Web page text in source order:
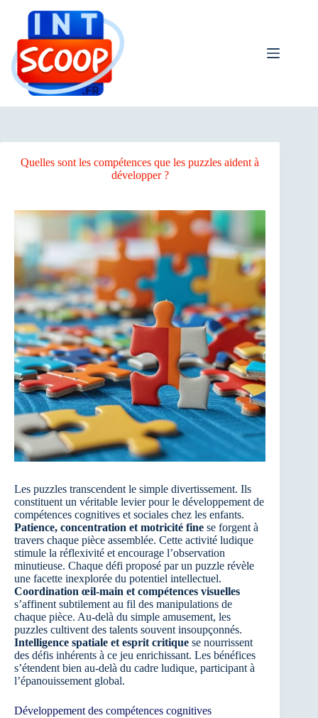
Quelles sont les compétences que les puzzles aident à
développer ?
Les puzzles transcendent le simple divertissement. Ils
constituent un véritable levier pour le développement de
compétences cognitives et sociales chez les enfants.
Patience, concentration et motricité fine se forgent à
travers chaque pièce assemblée. Cette activité ludique
stimule la réflexivité et encourage l’observation
minutieuse. Chaque défi proposé par un puzzle révèle
une facette inexplorée du potentiel intellectuel.
Coordination œil-main et compétences visuelles
s’affinent subtilement au fil des manipulations de
chaque pièce. Au-delà du simple amusement, les
puzzles cultivent des talents souvent insoupçonnés.
Intelligence spatiale et esprit critique se nourrissent
des défis inhérents à ce jeu enrichissant. Les bénéfices
s’étendent bien au-delà du cadre ludique, participant à
l’épanouissement global.
Développement des compétences cognitives